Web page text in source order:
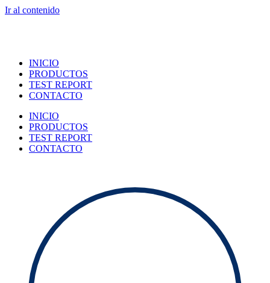
Ir al contenido
INICIO
PRODUCTOS
TEST REPORT
CONTACTO
INICIO
PRODUCTOS
TEST REPORT
CONTACTO